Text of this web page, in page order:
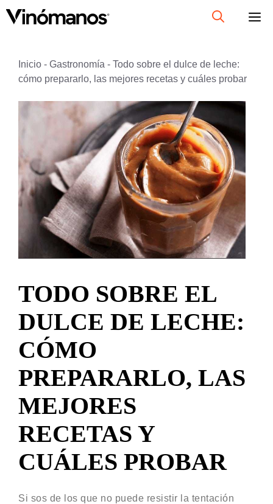
Inicio - Gastronomía - Todo sobre el dulce de leche:
cómo prepararlo, las mejores recetas y cuáles probar
TODO SOBRE EL
DULCE DE LECHE:
CÓMO
PREPARARLO, LAS
MEJORES
RECETAS Y
CUÁLES PROBAR
Si sos de los que no puede resistir la tentación